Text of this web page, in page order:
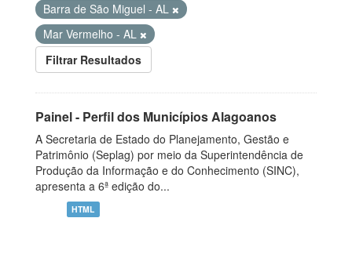
Barra de São Miguel - AL
Mar Vermelho - AL
Filtrar Resultados
Painel - Perfil dos Municípios Alagoanos
A Secretaria de Estado do Planejamento, Gestão e
Patrimônio (Seplag) por meio da Superintendência de
Produção da Informação e do Conhecimento (SINC),
apresenta a 6ª edição do...
HTML